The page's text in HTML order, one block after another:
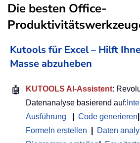
Die besten Office-
Kutools für Excel – Hilft
Masse abzuheben
🤖 KUTOOLS AI-Assistent:
Datenanalyse basierend auf:
Ausführung
Code generieren
Formeln erstellen
Daten